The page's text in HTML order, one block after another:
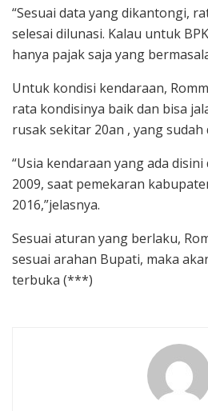
“Sesuai data yang dikantongi,
selesai dilunasi. Kalau untuk
hanya pajak saja yang
Untuk kondisi kendaraan,
rata kondisinya baik dan bisa
rusak sekitar 20an , yang sudah
“Usia kendaraan yang ada
2009, saat pemekaran
2016,”jelasnya.
Sesuai aturan yang berlaku,
sesuai arahan Bupati, maka
terbuka (***)